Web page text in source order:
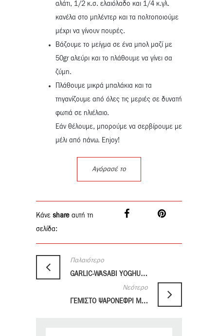
αλάτι, 1/2 κ.σ. ελαιόλαδο και 1/4 κ.γλ.
κανέλα στο μπλέντερ και τα πολτοποιούμε
μέχρι να γίνουν πουρές.
Βάζουμε το μείγμα σε ένα μπολ μαζί με
50gr αλεύρι και το πλάθουμε να γίνει σα
ζύμη.
Πλάθουμε μικρά μπαλάκια και τα
τηγανίζουμε από όλες τις μεριές σε δυνατή
φωτιά σε ηλιέλαιο.
Εάν θέλουμε, μπορούμε να σερβίρουμε με
μέλι από πάνω. Enjoy!
Αγόρασέ το
Κάνε share αυτή τη
σελίδα:
Παλαιότερο
GARLIC-WASABI YOGHURT
Νεότερο
ΓΕΜΙΣΤΟ ΨΑΡΟΝΕΦΡΙ ΜΕ LYCHEE